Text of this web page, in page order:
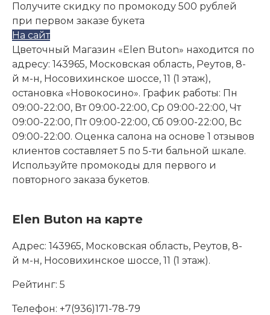
Получите скидку по промокоду 500 рублей
при первом заказе букета
На сайт
Цветочный Магазин «Elen Buton» находится по
адресу: 143965, Московская область, Реутов, 8-
й м-н, Носовихинское шоссе, 11 (1 этаж),
остановка «Новокосино». График работы: Пн
09:00-22:00, Вт 09:00-22:00, Ср 09:00-22:00, Чт
09:00-22:00, Пт 09:00-22:00, Сб 09:00-22:00, Вс
09:00-22:00. Оценка салона на основе 1 отзывов
клиентов составляет 5 по 5-ти бальной шкале.
Используйте промокоды для первого и
повторного заказа букетов.
Elen Buton на карте
Адрес: 143965, Московская область, Реутов, 8-
й м-н, Носовихинское шоссе, 11 (1 этаж).
Рейтинг: 5
Телефон: +7(936)171-78-79